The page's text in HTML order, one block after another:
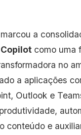
a
como uma
no
a aplicações
Outlook e
conteúdo e